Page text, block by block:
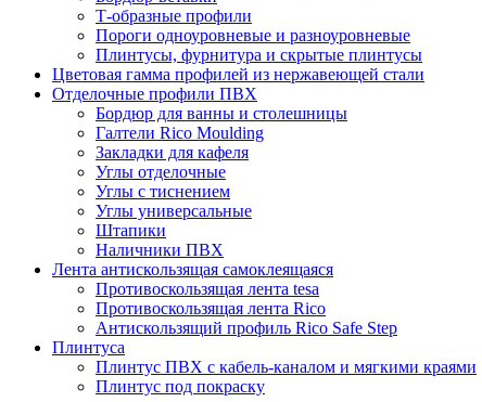
Т-образные профили
Пороги одноуровневые и разноуровневые
Плинтусы, фурнитура и скрытые плинтусы
Цветовая гамма профилей из нержавеющей стали
Отделочные профили ПВХ
Бордюр для ванны и столешницы
Галтели Rico Moulding
Закладки для кафеля
Углы отделочные
Углы с тиснением
Углы универсальные
Штапики
Наличники ПВХ
Лента антискользящая самоклеящаяся
Противоскользящая лента tesa
Противоскользящая лента Rico
Антискользящий профиль Rico Safe Step
Плинтуса
Плинтус ПВХ с кабель-каналом и мягкими краями
Плинтус под покраску